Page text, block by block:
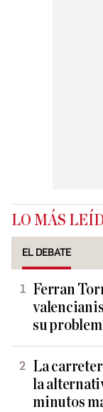
LO MÁS
EL DEBATE
Ferran
su
La
la
minutos